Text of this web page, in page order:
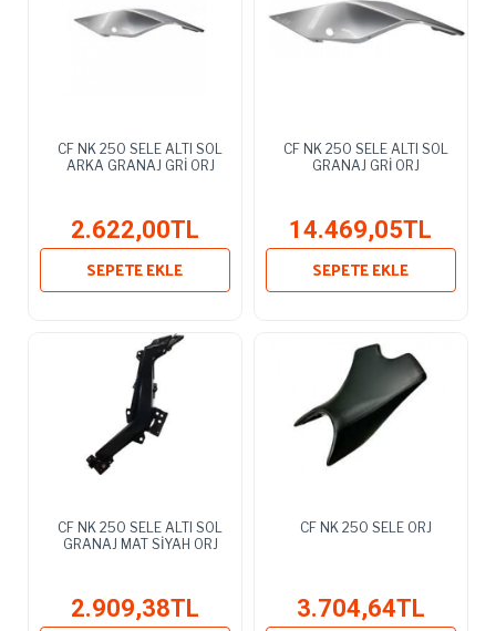
CF NK 250 SELE ALTI SOL
ARKA GRANAJ GRİ ORJ
2.622,00TL
SEPETE EKLE
CF NK 250 SELE ALTI SOL
GRANAJ GRİ ORJ
14.469,05TL
SEPETE EKLE
CF NK 250 SELE ALTI SOL
GRANAJ MAT SİYAH ORJ
2.909,38TL
CF NK 250 SELE ORJ
3.704,64TL